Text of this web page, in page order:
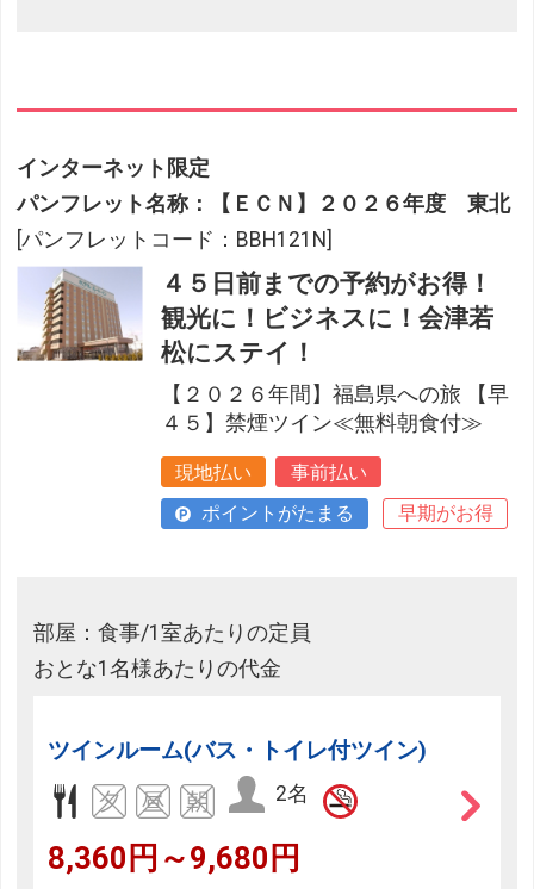
インターネット限定
パンフレット名称：【ＥＣＮ】２０２６年度 東北
[パンフレットコード：BBH121N]
４５日前までの予約がお得！
観光に！ビジネスに！会津若
松にステイ！
【２０２６年間】福島県への旅 【早
４５】禁煙ツイン≪無料朝食付≫
現地払い
事前払い
ポイントがたまる
早期がお得
部屋：食事/1室あたりの定員
おとな1名様あたりの代金
ツインルーム(バス・トイレ付ツイン)
2名
8,360円～9,680円